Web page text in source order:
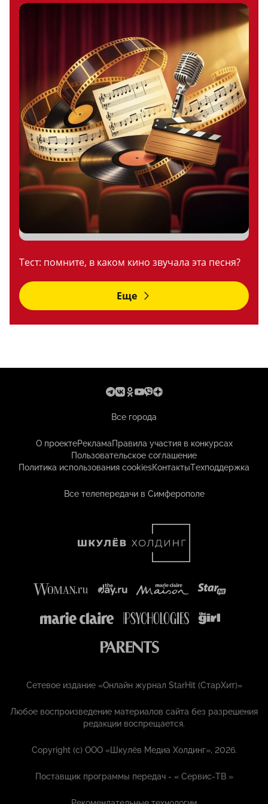
Тест: помните, в каком кино звучала эта песня?
Еще
Все города
О проектеРекламаПравила участия в конкурсах
Пользовательское соглашение
Политика использования cookiesКонтактыТехподдержка
Все телепередачи в Симферополе
Сетевое издание «Онлайн журнал StarHit (СтарХит)»
Любое воспроизведение материалов сайта без разрешения
редакции воспрещается.
Copyright (с) ООО «Шкулёв Медиа Холдинг», 2026.
Поставщик программы передач - «Сервис-ТВ »